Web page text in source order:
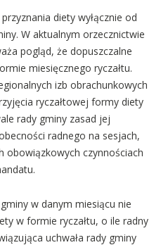
diety wyłącznie od
W aktualnym orzecznictwie
pogląd, że dopuszczalne
miesięcznego ryczałtu.
izb obrachunkowych
ryczałtowej formy diety
rady gminy zasad jej
radnego na sesjach,
obowiązkowych czynnościach
w danym miesiącu nie
w formie ryczałtu, o ile radny
uchwała rady gminy